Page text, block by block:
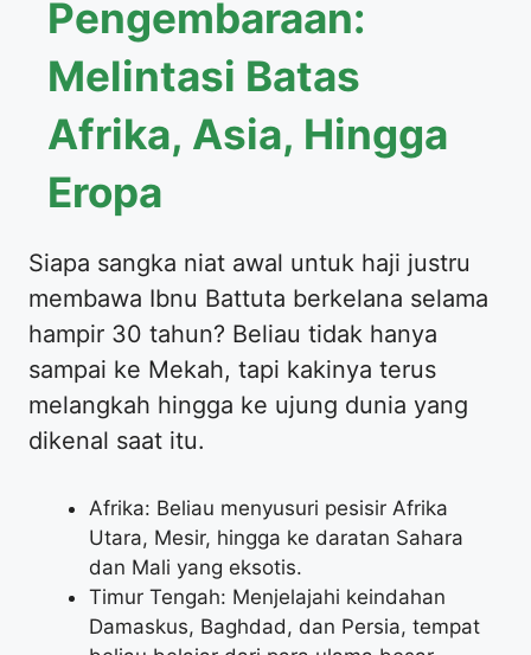
Pengembaraan:
Melintasi Batas
Afrika, Asia, Hingga
Eropa
Siapa sangka niat awal untuk haji justru
membawa Ibnu Battuta berkelana selama
hampir 30 tahun? Beliau tidak hanya
sampai ke Mekah, tapi kakinya terus
melangkah hingga ke ujung dunia yang
dikenal saat itu.
Afrika: Beliau menyusuri pesisir Afrika
Utara, Mesir, hingga ke daratan Sahara
dan Mali yang eksotis.
Timur Tengah: Menjelajahi keindahan
Damaskus, Baghdad, dan Persia, tempat